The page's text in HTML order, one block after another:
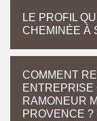
LE PROFIL
CHEMINÉE À
COMMENT
ENTREPRISE
RAMONEUR
PROVENCE ?